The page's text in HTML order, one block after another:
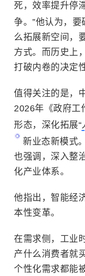
死，效率提升停
争。”他认为，要
么拓展新空间，
方式。而历史上
打破内卷的决定
值得关注的是，
2026年《政府工
形态，深化拓展“
新业态新模式
也强调，深入整
化产业体系。
他指出，智能经
本性变革。
在需求侧，工业
产什么消费者就
个性化需求都能